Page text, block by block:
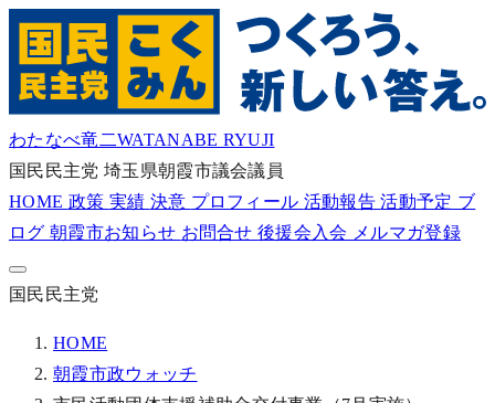
わたなべ竜二WATANABE RYUJI
国民民主党 埼玉県朝霞市議会議員
HOME 政策 実績 決意 プロフィール 活動報告活動予定 ブ
ログ 朝霞市お知らせ お問合せ後援会入会 メルマガ登録
国民民主党
HOME
朝霞市政ウォッチ